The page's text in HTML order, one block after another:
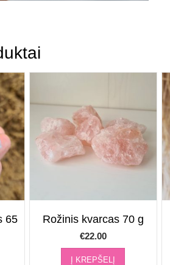
65
Rožinis kvarcas 70 g
€22.00
Į KREPŠELĮ